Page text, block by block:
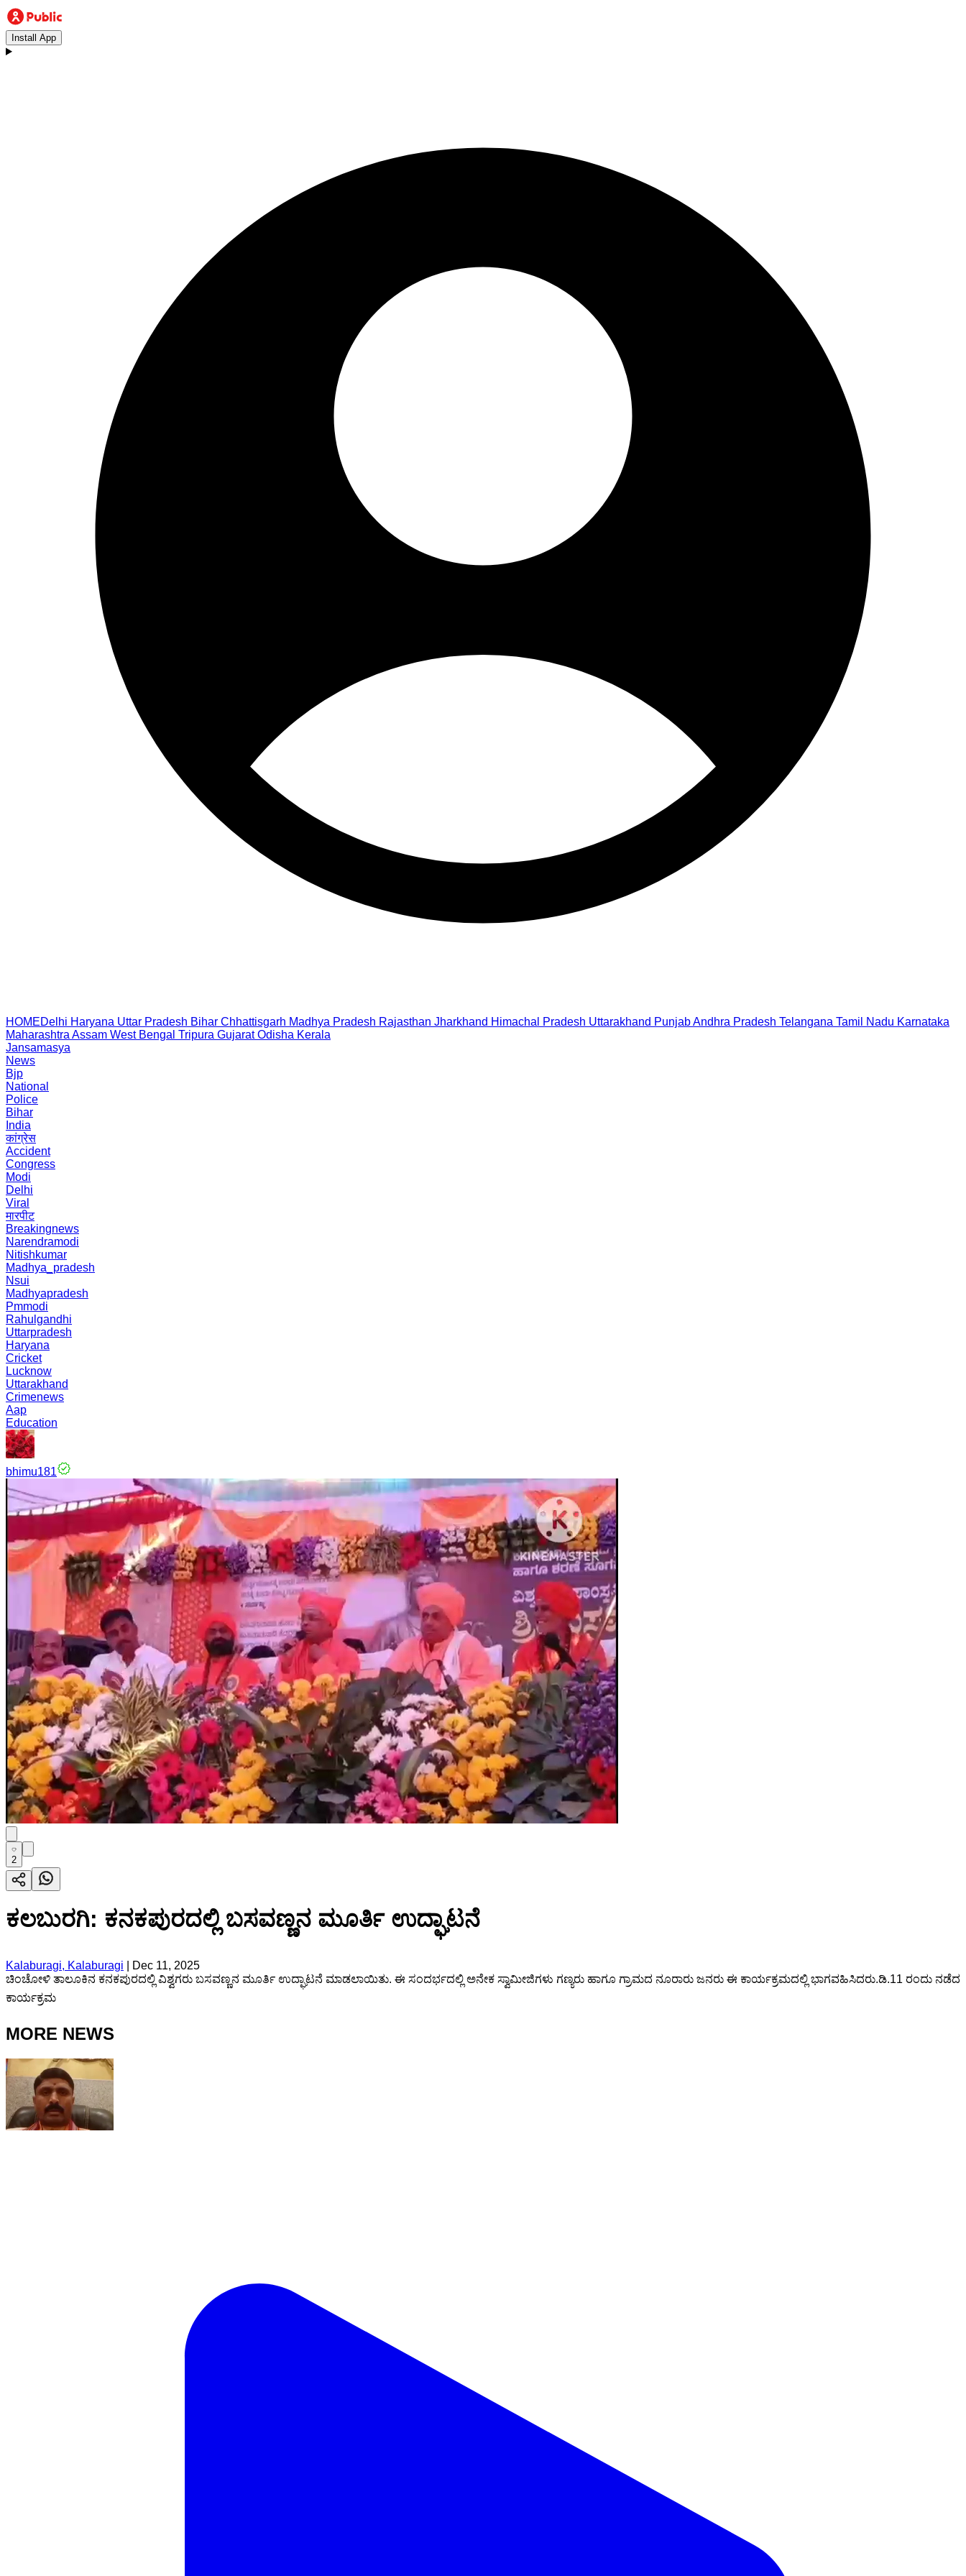
Install App
HOMEDelhi Haryana Uttar Pradesh Bihar Chhattisgarh Madhya Pradesh Rajasthan Jharkhand Himachal Pradesh Uttarakhand PunjabAndhra Pradesh Telangana Tamil Nadu Karnataka
Maharashtra Assam West Bengal Tripura Gujarat Odisha Kerala
Jansamasya
News
Bjp
National
Police
Bihar
India
कांग्रेस
Accident
Congress
Modi
Delhi
Viral
मारपीट
Breakingnews
Narendramodi
Nitishkumar
Madhya_pradesh
Nsui
Madhyapradesh
Pmmodi
Rahulgandhi
Uttarpradesh
Haryana
Cricket
Lucknow
Uttarakhand
Crimenews
Aap
Education
bhimu181
2
ಕಲಬುರಗಿ: ಕನಕಪುರದಲ್ಲಿ ಬಸವಣ್ಣನ ಮೂರ್ತಿ ಉದ್ಘಾಟನೆ
Kalaburagi, Kalaburagi
Dec 11, 2025
ಚಿಂಚೋಳಿ ತಾಲೂಕಿನ ಕನಕಪುರದಲ್ಲಿ ವಿಶ್ವಗರು ಬಸವಣ್ಣನ ಮೂರ್ತಿ ಉದ್ಘಾಟನೆ ಮಾಡಲಾಯಿತು. ಈ ಸಂದರ್ಭದಲ್ಲಿ ಅನೇಕ ಸ್ವಾಮೀಜಿಗಳು ಗಣ್ಯರು ಹಾಗೂ ಗ್ರಾಮದ ನೂರಾರು ಜನರು ಈ ಕಾರ್ಯಕ್ರಮದಲ್ಲಿ ಭಾಗವಹಿಸಿದರು.ಡಿ.11 ರಂದು ನಡೆದ
ಕಾರ್ಯಕ್ರಮ
MORE NEWS